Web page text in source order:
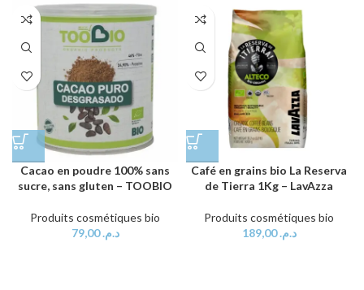
Cacao en poudre 100% sans
sucre, sans gluten – TOOBIO
Produits cosmétiques bio
د.م.79,00
Café en grains bio La Reserva
de Tierra 1Kg – LavAzza
Produits cosmétiques bio
د.م.189,00